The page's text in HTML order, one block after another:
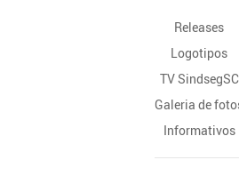
Releases
Logotipos
TV SindsegSC
Galeria de
Informativos